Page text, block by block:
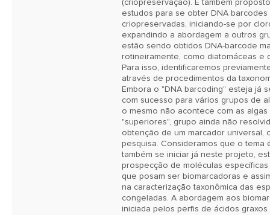
(criopreservação). É também
estudos para se obter DNA
criopreservadas, iniciando-se por
expandindo a abordagem a outros
estão sendo obtidos DNA-barcode
rotineiramente, como diatomáceas e
Para isso, identificaremos
através de procedimentos da
Embora o "DNA barcoding" esteja já
com sucesso para vários grupos de
o mesmo não acontece com as
"superiores", grupo ainda não
obtenção de um marcador universal,
pesquisa. Consideramos que o tema
também se iniciar já neste projeto,
prospecção de moléculas
que posam ser biomarcadoras e
na caracterização taxonômica das
congeladas. A abordagem aos
iniciada pelos perfis de ácidos graxos